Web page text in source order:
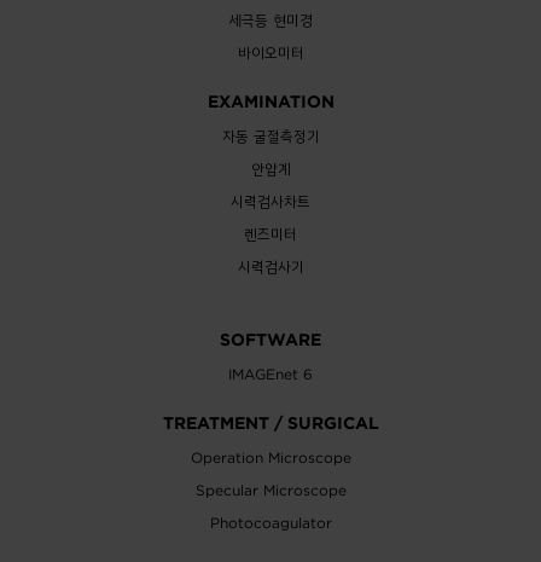
세극등 현미경
바이오미터
EXAMINATION
자동 굴절측정기
안압계
시력검사차트
렌즈미터
시력검사기
SOFTWARE
IMAGEnet 6
TREATMENT / SURGICAL
Operation Microscope
Specular Microscope
Photocoagulator